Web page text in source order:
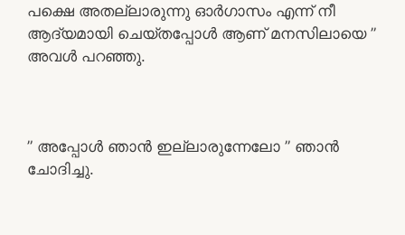
പക്ഷെ അതല്ലാരുന്നു ഓർഗാസം എന്ന് നീ
ആദ്യമായി ചെയ്തപ്പോൾ ആണ് മനസിലായെ ”
അവൾ പറഞ്ഞു.
” അപ്പോൾ ഞാൻ ഇല്ലാരുന്നേലോ ” ഞാൻ
ചോദിച്ചു.